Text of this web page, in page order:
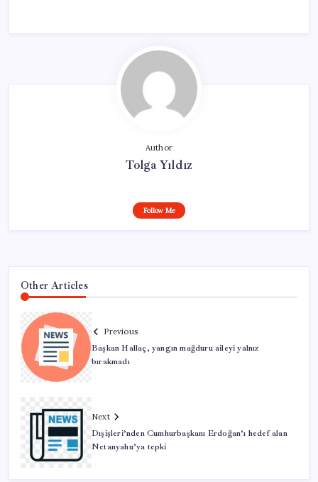
Author
Tolga Yıldız
Follow Me
Other Articles
Previous
Başkan Hallaç, yangın mağduru aileyi yalnız
bırakmadı
Next
Dışişleri’nden Cumhurbaşkanı Erdoğan’ı hedef alan
Netanyahu’ya tepki